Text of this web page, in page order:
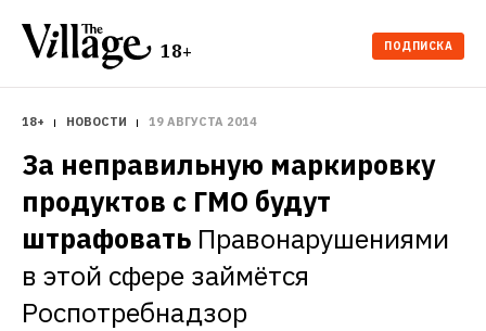
18+ ПОДПИСКА
18+ НОВОСТИ 19 АВГУСТА 2014
За неправильную маркировку
продуктов с ГМО будут
штрафовать Правонарушениями
в этой сфере займётся
Роспотребнадзор